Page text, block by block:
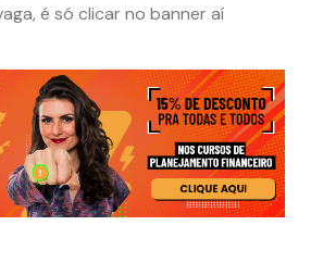
é só clicar no banner aí